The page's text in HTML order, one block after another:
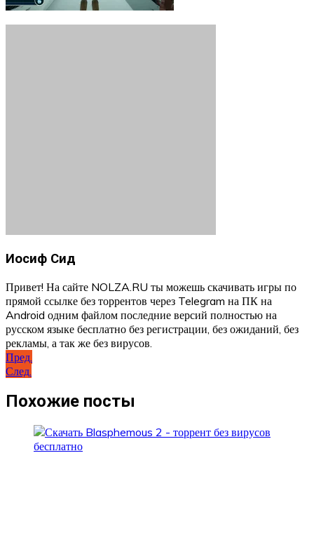
Иосиф Сид
Привет! На сайте NOLZA.RU ты можешь скачивать игры по
прямой ссылке без торрентов через Telegram на ПК на
Android одним файлом последние версий полностью на
русском языке бесплатно без регистрации, без ожиданий, без
рекламы, а так же без вирусов.
Навигация
по
записям
Пред.
След.
Похожие посты